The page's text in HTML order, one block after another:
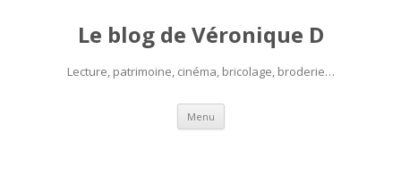
Le blog de Véronique D
Lecture, patrimoine, cinéma, bricolage, broderie…
Menu Aller
contenu